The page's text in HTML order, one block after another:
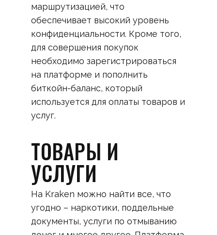
маршрутизацией, что
обеспечивает высокий уровень
конфиденциальности. Кроме того,
для совершения покупок
необходимо зарегистрироваться
на платформе и пополнить
биткойн-баланс, который
используется для оплаты товаров и
услуг.
ТОВАРЫ И
УСЛУГИ
На Kraken можно найти все, что
угодно – наркотики, поддельные
документы, услуги по отмыванию